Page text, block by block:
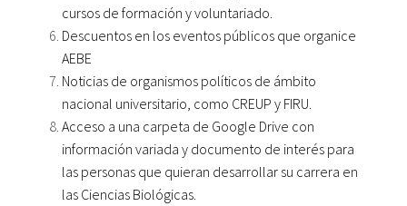
cursos de formación y voluntariado.
Descuentos en los eventos públicos que organice
AEBE
Noticias de organismos políticos de ámbito
nacional universitario, como CREUP y FIRU.
Acceso a una carpeta de Google Drive con
información variada y documento de interés para
las personas que quieran desarrollar su carrera en
las Ciencias Biológicas.